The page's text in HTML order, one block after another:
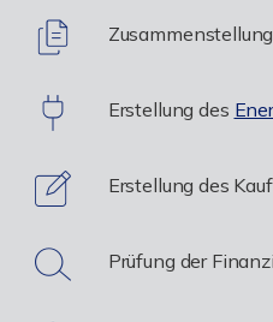
Erstellung des
Erstellung des
Prüfung der